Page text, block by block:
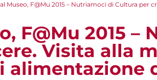
Museo, F@Mu 2015 – Nutriamoci di Cultura per
F@Mu 2015 –
Visita alla
alimentazione